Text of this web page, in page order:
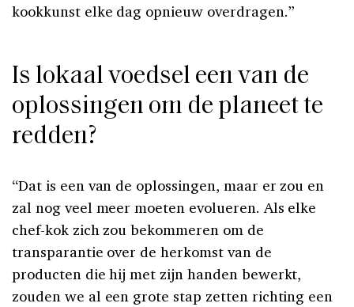
kookkunst elke dag opnieuw overdragen.”
Is lokaal voedsel een van de
oplossingen om de planeet te
redden?
“Dat is een van de oplossingen, maar er zou en
zal nog veel meer moeten evolueren. Als elke
chef-kok zich zou bekommeren om de
transparantie over de herkomst van de
producten die hij met zijn handen bewerkt,
zouden we al een grote stap zetten richting een